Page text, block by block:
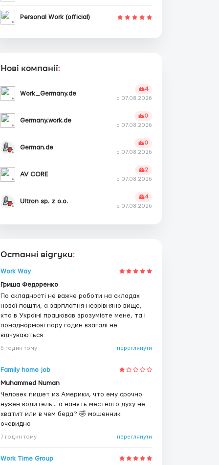
Personal Work (official)
Нові компанії:
Work_Germany.de
4
с 07.08.2026
Germany.work.de
0
с 07.08.2026
German.de
0
с 07.08.2026
AV CORE
2
с 07.08.2026
Ultron sp. z o.o.
4
с 07.08.2026
Останні відгуки:
Work Way
Гриша Федоренко
По складності не важче роботи на складах
нової пошти, а зарплатня незрівняно вище,
хто в Україні працював зрозумієте мене, та і
понаднормові пару годин взагалі не
відчуваються
5 годин тому переглянути
Family home job
Muhammed Numan
Человек пишет из Америки, что ему срочно
нужен водитель... а нанять местного духу не
хватит или в чем беда? 🤣 мошенник
очевидно
7 годин тому переглянути
Work Time Group